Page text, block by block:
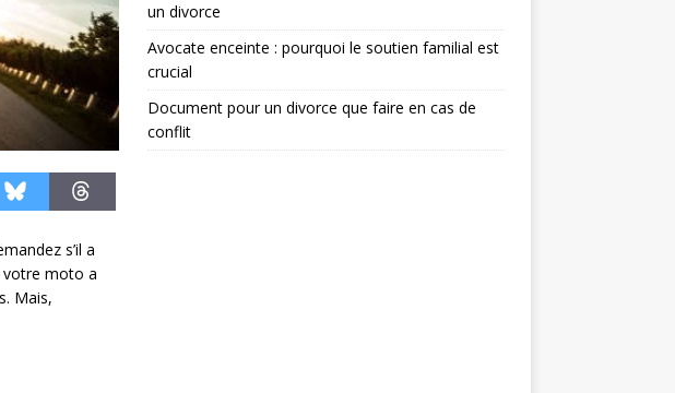
s’il a
votre moto a
Mais,
un divorce
Avocate enceinte : pourquoi le soutien familial est
crucial
Document pour un divorce que faire en cas de
conflit